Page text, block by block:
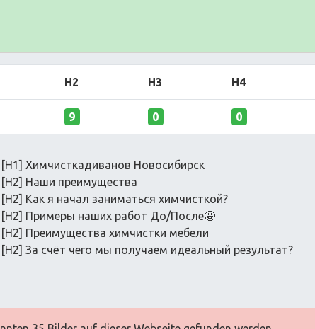
H2 H3 H4
9 0 0
[H1] Химчисткадиванов Новосибирск
[H2] Наши преимущества
[H2] Как я начал заниматься химчисткой?
[H2] Примеры наших работ До/После🤩
[H2] Преимущества химчистки мебели
[H2] За счёт чего мы получаем идеальный результат?